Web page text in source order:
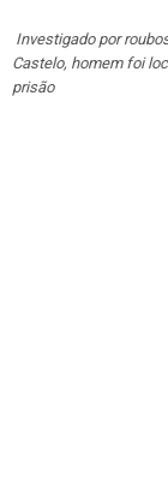
Investigado por
Castelo, homem foi
prisão